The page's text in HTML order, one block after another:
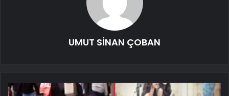
UMUT SİNAN ÇOBAN